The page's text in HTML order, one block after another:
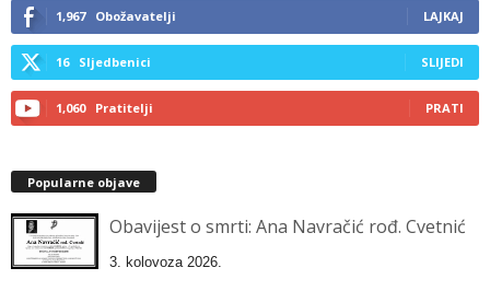
1,967 Obožavatelji LAJKAJ
16 Sljedbenici SLIJEDI
1,060 Pratitelji PRATI
Popularne objave
Obavijest o smrti: Ana Navračić rođ. Cvetnić
3. kolovoza 2026.